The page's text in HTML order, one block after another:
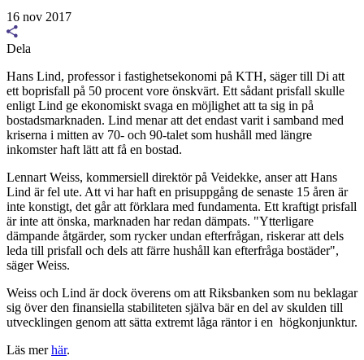
16 nov 2017
Dela
Hans Lind, professor i fastighetsekonomi på KTH, säger till Di att
ett boprisfall på 50 procent vore önskvärt. Ett sådant prisfall skulle
enligt Lind ge ekonomiskt svaga en möjlighet att ta sig in på
bostadsmarknaden. Lind menar att det endast varit i samband med
kriserna i mitten av 70- och 90-talet som hushåll med längre
inkomster haft lätt att få en bostad.
Lennart Weiss, kommersiell direktör på Veidekke, anser att Hans
Lind är fel ute. Att vi har haft en prisuppgång de senaste 15 åren är
inte konstigt, det går att förklara med fundamenta. Ett kraftigt prisfall
är inte att önska, marknaden har redan dämpats. "Ytterligare
dämpande åtgärder, som rycker undan efterfrågan, riskerar att dels
leda till prisfall och dels att färre hushåll kan efterfråga bostäder",
säger Weiss.
Weiss och Lind är dock överens om att Riksbanken som nu beklagar
sig över den finansiella stabiliteten själva bär en del av skulden till
utvecklingen genom att sätta extremt låga räntor i en högkonjunktur.
Läs merhär.